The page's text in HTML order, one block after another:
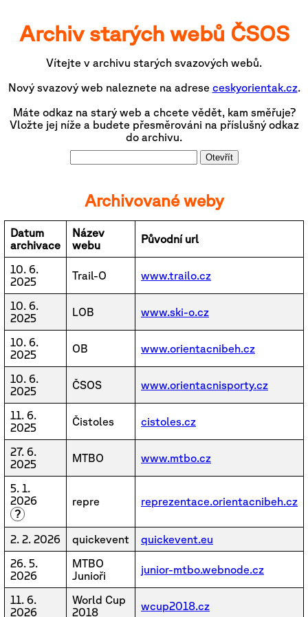
Archiv starých webů ČSOS
Vítejte v archivu starých svazových webů.
Nový svazový web naleznete na adrese ceskyorientak.cz.
Máte odkaz na starý web a chcete vědět, kam směřuje?
Vložte jej níže a budete přesměrováni na příslušný odkaz
do archivu.
Otevřít
Archivované weby
Datum
archivace
Název
webu
Původní url
10. 6.
2025
Trail-O www.trailo.cz
10. 6.
2025
LOB www.ski-o.cz
10. 6.
2025
OB www.orientacnibeh.cz
10. 6.
2025
ČSOS www.orientacnisporty.cz
11. 6.
2025
Čistoles cistoles.cz
27. 6.
2025
MTBO www.mtbo.cz
5. 1.
2026
?
repre reprezentace.orientacnibeh.cz
2. 2. 2026 quickevent
quickevent.eu
26. 5.
2026
MTBO
Junioři
junior-mtbo.webnode.cz
11. 6.
2026
World Cup
2018
wcup2018.cz